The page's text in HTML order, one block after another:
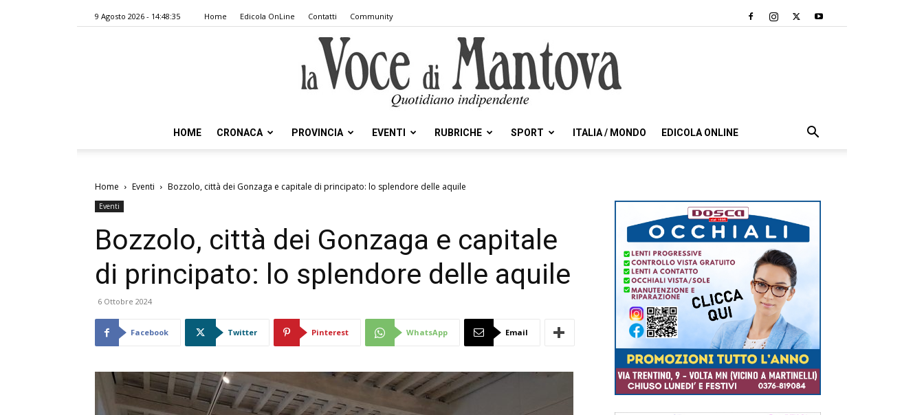
9 Agosto 2026 - 14:48:35 Home Edicola OnLine Contatti Community
Voce
HOME CRONACA PROVINCIA EVENTI RUBRICHE SPORT ITALIA / MONDO EDICOLA ONLINE
Home Eventi Bozzolo, città dei Gonzaga e capitale di principato: lo splendore delle aquile
Eventi
Bozzolo, città dei Gonzaga e capitale
di principato: lo splendore delle aquile
6 Ottobre 2024
Facebook Twitter Pinterest WhatsApp Email